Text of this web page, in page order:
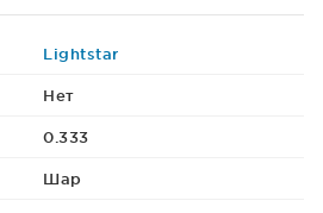
Lightstar
Нет
0.333
Шар